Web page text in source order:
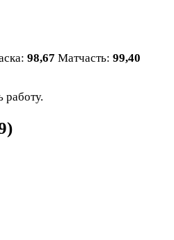
98,67 Матчасть: 99,40
работу.